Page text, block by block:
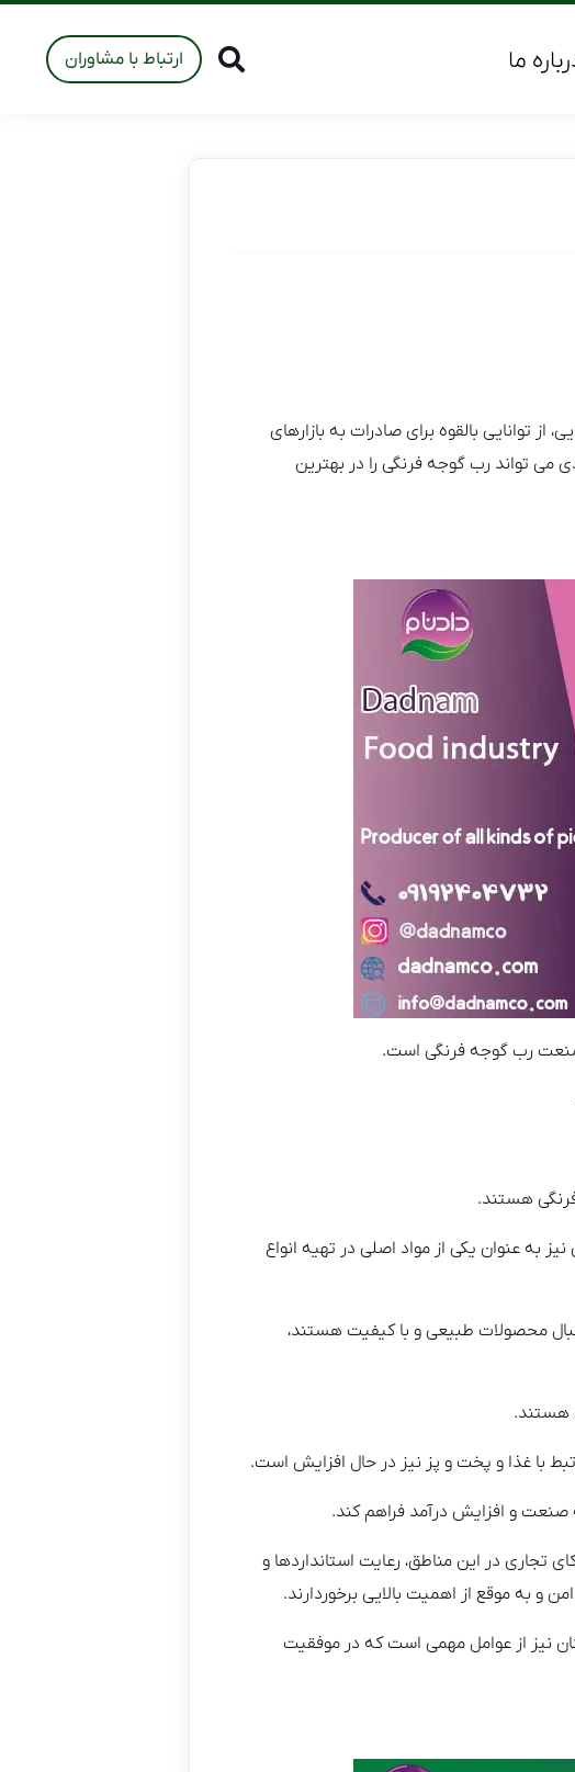
ما ارتباط با مشاوران
بالقوه برای صادرات به بازارهای
می تواند رب گوجه فرنگی را در بهترین
صنعت رب گوجه فرنگی است.
فرنگی هستند.
به عنوان یکی از مواد اصلی در تهیه انواع
محصولات طبیعی و با کیفیت هستند،
هستند.
با غذا و پخت و پز نیز در حال افزایش است.
صنعت و افزایش درآمد فراهم کند.
تجاری در این مناطق، رعایت استانداردها و
و به موقع از اهمیت بالایی برخوردارند.
نیز از عوامل مهمی است که در موفقیت